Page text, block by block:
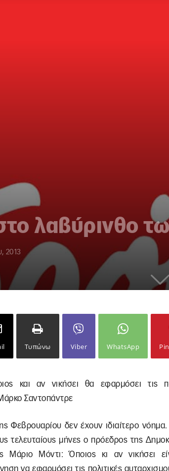
λαβύρινθο
2013
Τυπώνω Viber WhatsApp
και αν νικήσει θα εφαρμόσει τις
Σαντοπάντρε
Φεβρουαρίου δεν έχουν ιδιαίτερο
τελευταίους μήνες ο πρόεδρος της
Μάριο Μόντι: Όποιος κι αν νικήσει
να εφαρμόσει τις πολιτικές